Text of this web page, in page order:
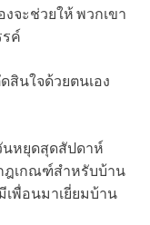
งจะช่วยให้ พวกเขา
รค์
นใจด้วยตนเอง
นหยุดสุดสัปดาห์
ฎเกณฑ์สำหรับบ้าน
เพื่อนมาเยี่ยมบ้าน